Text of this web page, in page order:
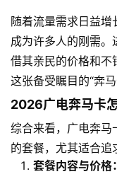
随着流量需求日益
成为许多人的刚需。
借其亲民的价格和不
这张备受瞩目的“奔
2026广电奔马卡怎
综合来看，广电奔
的套餐，尤其适合追
套餐内容与价格：